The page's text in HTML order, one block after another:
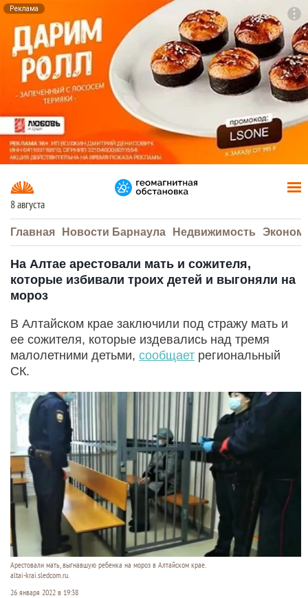
Реклама
8 августа
Главная Новости Барнаула Недвижимость
На Алтае арестовали мать и сожителя,
которые избивали троих детей и выгоняли на
мороз
В Алтайском крае заключили под стражу мать и
ее сожителя, которые издевались над тремя
малолетними детьми, сообщает региональный
СК.
Арестовали мать, выгнавшую ребенка на мороз в Алтайском крае.
altai-krai.sledcom.ru.
26 января 2022 в 19:38